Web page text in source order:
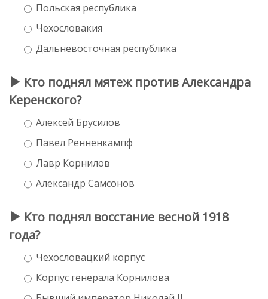
Польская республика
Чехословакия
Дальневосточная республика
Кто поднял мятеж против Александра
Керенского?
Алексей Брусилов
Павел Ренненкампф
Лавр Корнилов
Александр Самсонов
Кто поднял восстание весной 1918
года?
Чехословацкий корпус
Корпус генерала Корнилова